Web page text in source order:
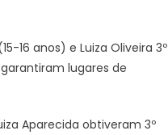
16 anos) e Luiza Oliveira 3º
lugares de
Aparecida obtiveram 3º